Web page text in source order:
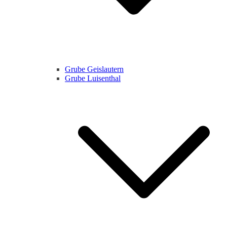
Grube Geislautern
Grube Luisenthal